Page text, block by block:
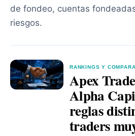
de fondeo, cuentas
riesgos.
RANKINGS Y
Apex
Alpha
reglas
traders